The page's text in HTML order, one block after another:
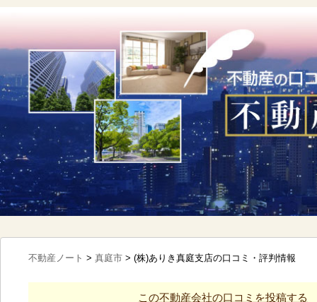
不動産ノート > 真庭市 > (株)ありき真庭支店の口コミ・評判情報
この不動産会社の口コミを投稿する